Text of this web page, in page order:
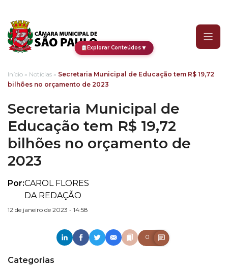
Explorar Conteúdos▼
Início » Notícias » Secretaria Municipal de Educação tem R$ 19,72
bilhões no orçamento de 2023
Secretaria Municipal de
Educação tem R$ 19,72
bilhões no orçamento de
2023
Por:CAROL FLORES
DA REDAÇÃO
12 de janeiro de 2023 - 14:58
0
Categorias